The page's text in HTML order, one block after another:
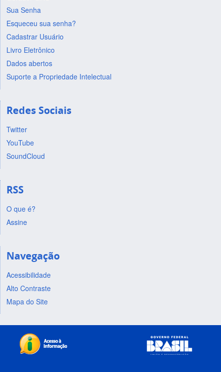
Sua Senha
Esqueceu sua senha?
Cadastrar Usuário
Livro Eletrônico
Dados abertos
Suporte a Propriedade Intelectual
Redes Sociais
Twitter
YouTube
SoundCloud
RSS
O que é?
Assine
Navegação
Acessibilidade
Alto Contraste
Mapa do Site